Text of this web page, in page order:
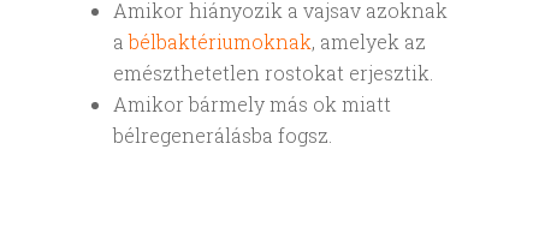
Amikor hiányozik a vajsav azoknak
abélbaktériumoknak, amelyek az
emészthetetlen rostokat erjesztik.
Amikor bármely más ok miatt
bélregenerálásba fogsz.